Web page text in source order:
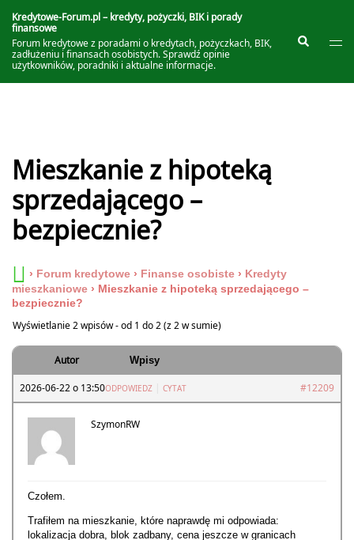
do
treści
Kredytowe-Forum.pl – kredyty, pożyczki, BIK i porady
finansowe
Forum kredytowe z poradami o kredytach, pożyczkach, BIK,
zadłużeniu i finansach osobistych. Sprawdź opinie
użytkowników, poradniki i aktualne informacje.
Szukaj
Mieszkanie z hipoteką
sprzedającego –
bezpiecznie?
› Forum kredytowe › Finanse osobiste › Kredyty
mieszkaniowe › Mieszkanie z hipoteką sprzedającego –
bezpiecznie?
Wyświetlanie 2 wpisów - od 1 do 2 (z 2 w sumie)
Autor Wpisy
2026-06-22 o 13:50 #12209
ODPOWIEDZ CYTAT
SzymonRW
Czołem.
Trafiłem na mieszkanie, które naprawdę mi odpowiada:
lokalizacja dobra, blok zadbany, cena jeszcze w granicach